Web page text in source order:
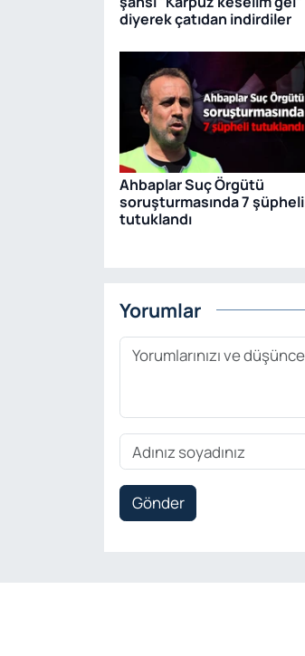
diyerek çatıdan indirdiler
Ahbaplar Suç Örgütü
soruşturmasında 7 şüpheli
tutuklandı
Yorumlar
Gönder